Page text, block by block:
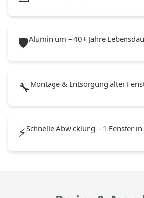
🛡️Aluminium – 40+ Jahre
🔧 Montage & Entsorgung alter
⚡Schnelle Abwicklung – 1 Fenster in